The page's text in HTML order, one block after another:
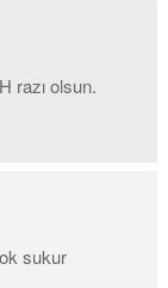
razı olsun.
sukur